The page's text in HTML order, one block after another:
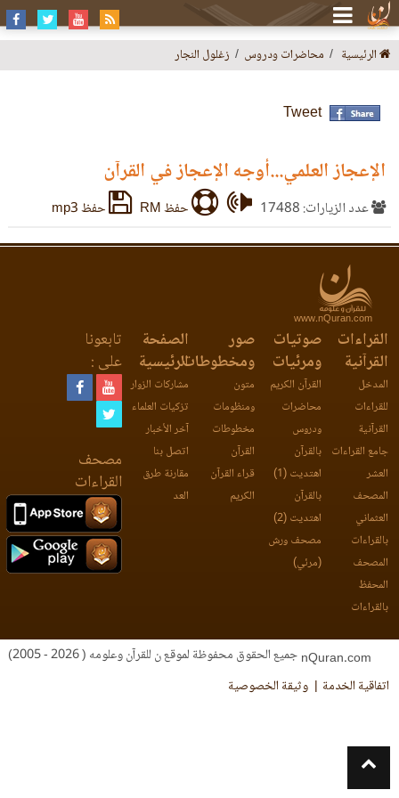
الرئيسية محاضرات ودروس زغلول النجار
Tweet
الإعجاز العلمي...أوجه الإعجاز في القرآن
عدد الزيارات: 17488 حفظ RM حفظ mp3
www.nQuran.com
القراءات
القرآنية
المدخل
للقراءات
القرآنية
جامع القراءات
العشر
المصحف
العثماني
بالقراءات
المصحف
المحفظ
بالقراءات
صوتيات
ومرئيات
القرآن الكريم
محاضرات
ودروس
بالقرآن
اهتديت (1)
بالقرآن
اهتديت (2)
مصحف ورش
(مرئي)
صور
ومخطوطات
متون
ومنظومات
مخطوطات
القرآن
قراء القرآن
الكريم
الصفحة
الرئيسية
مشاركات الزوار
تزكيات العلماء
آخر الأخبار
اتصل بنا
مقارنة طرق
العد
تابعونا
على :
مصحف
القراءات
جميع الحقوق محفوظة لموقع ن للقرآن وعلومه ( 2026 - 2005)
اتفاقية الخدمة
وثيقة الخصوصية